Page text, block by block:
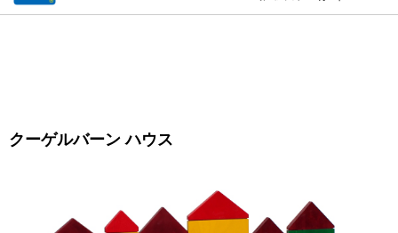
クーゲルバーン ハウス